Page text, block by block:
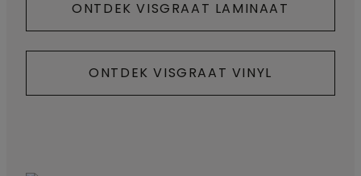
ONTDEK VISGRAAT LAMINAAT
ONTDEK VISGRAAT VINYL